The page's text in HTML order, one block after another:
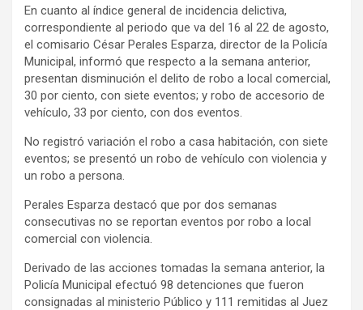
En cuanto al índice general de incidencia delictiva,
correspondiente al periodo que va del 16 al 22 de agosto,
el comisario César Perales Esparza, director de la Policía
Municipal, informó que respecto a la semana anterior,
presentan disminución el delito de robo a local comercial,
30 por ciento, con siete eventos; y robo de accesorio de
vehículo, 33 por ciento, con dos eventos.
No registró variación el robo a casa habitación, con siete
eventos; se presentó un robo de vehículo con violencia y
un robo a persona.
Perales Esparza destacó que por dos semanas
consecutivas no se reportan eventos por robo a local
comercial con violencia.
Derivado de las acciones tomadas la semana anterior, la
Policía Municipal efectuó 98 detenciones que fueron
consignadas al ministerio Público y 111 remitidas al Juez